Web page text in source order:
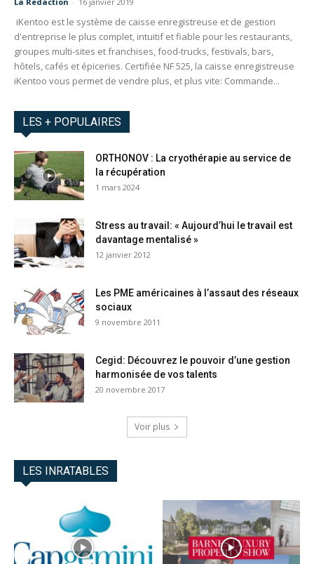
iKentoo est le système de caisse enregistreuse et de gestion
d'entreprise le plus complet, intuitif et fiable pour les restaurants,
groupes multi-sites et franchises, food-trucks, festivals, bars,
hôtels, cafés et épiceries. Certifiée NF 525, la caisse enregistreuse
iKentoo vous permet de vendre plus, et plus vite: Commande...
LES + POPULAIRES
ORTHONOV : La cryothérapie au service de
la récupération
1 mars 2024
Stress au travail: « Aujourd’hui le travail est
davantage mentalisé »
12 janvier 2012
Les PME américaines à l’assaut des réseaux
sociaux
9 novembre 2011
Cegid: Découvrez le pouvoir d’une gestion
harmonisée de vos talents
20 novembre 2017
Voir plus
LES INRATABLES